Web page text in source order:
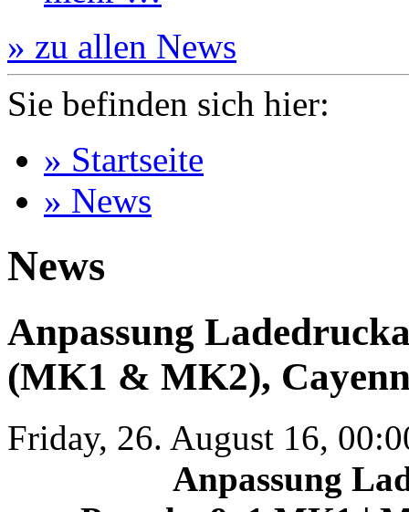
» zu allen News
Sie befinden sich hier:
» Startseite
» News
News
Anpassung
(MK1 & MK2),
Friday, 26. August 16,
Anpassung